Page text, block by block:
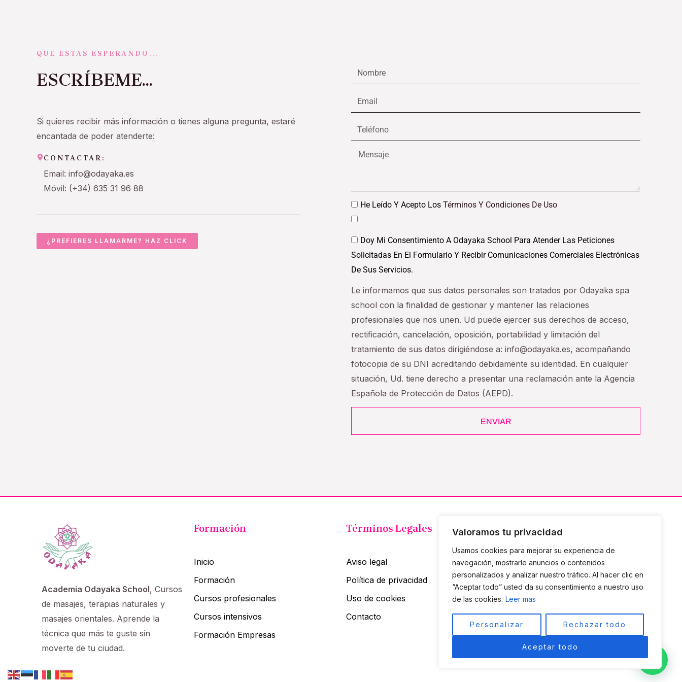
Valoramos tu privacidad
Usamos cookies para mejorar su experiencia de
navegación, mostrarle anuncios o contenidos
personalizados y analizar nuestro tráfico. Al hacer clic en
“Aceptar todo” usted da su consentimiento a nuestro uso
de las cookies. Leer mas
Personalizar Rechazar todo
Aceptar todo
QUE ESTAS ESPERANDO...
ESCRÍBEME...
Si quieres recibir más información o tienes alguna pregunta, estaré
encantada de poder atenderte:
CONTACTAR:
Email: info@odayaka.es
Móvil: (+34) 635 31 96 88
¿PREFIERES LLAMARME? HAZ CLICK
Nombre
Email
Teléfono
Mensaje
Datos
He Leído Y Acepto Los Términos Y Condiciones De Uso
Datos
Doy Mi Consentimiento A Odayaka School Para Atender Las Peticiones
Solicitadas En El Formulario Y Recibir Comunicaciones Comerciales Electrónicas
De Sus Servicios.
Le informamos que sus datos personales son tratados por Odayaka spa
school con la finalidad de gestionar y mantener las relaciones
profesionales que nos unen. Ud puede ejercer sus derechos de acceso,
rectificación, cancelación, oposición, portabilidad y limitación del
tratamiento de sus datos dirigiéndose a: info@odayaka.es, acompañando
fotocopia de su DNI acreditando debidamente su identidad. En cualquier
situación, Ud. tiene derecho a presentar una reclamación ante la Agencia
Española de Protección de Datos (AEPD).
ENVIAR
Academia Odayaka School, Cursos
de masajes, terapias naturales y
masajes orientales. Aprende la
técnica que más te guste sin
moverte de tu ciudad.
Formación
Inicio
Formación
Cursos profesionales
Cursos intensivos
Formación Empresas
Términos Legales
Aviso legal
Política de privacidad
Uso de cookies
Contacto
Suscríbete a mi Newsletter
Sólo consejos útiles, nada de spam
SUSCRIBIR